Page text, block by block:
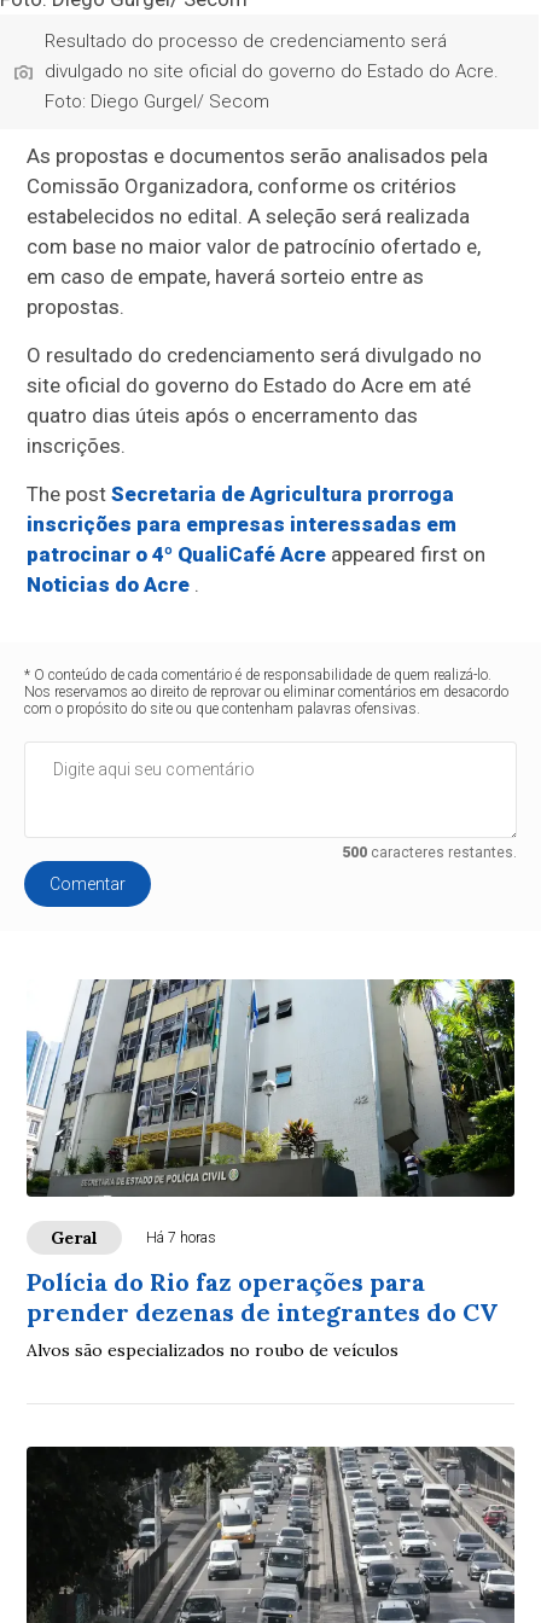
Resultado do processo de credenciamento será
divulgado no site oficial do governo do Estado do Acre.
Foto: Diego Gurgel/ Secom
As propostas e documentos serão analisados pela
Comissão Organizadora, conforme os critérios
estabelecidos no edital. A seleção será realizada
com base no maior valor de patrocínio ofertado e,
em caso de empate, haverá sorteio entre as
propostas.
O resultado do credenciamento será divulgado no
site oficial do governo do Estado do Acre em até
quatro dias úteis após o encerramento das
inscrições.
The postSecretaria de Agricultura prorroga
inscrições para empresas interessadas em
patrocinar o 4º QualiCafé Acre appeared first on
Noticias do Acre .
* O conteúdo de cada comentário é de responsabilidade de quem realizá-lo.
Nos reservamos ao direito de reprovar ou eliminar comentários em desacordo
com o propósito do site ou que contenham palavras ofensivas.
500caracteres restantes.
Comentar
Geral Há 7 horas
Polícia do Rio faz operações para
prender dezenas de integrantes do CV
Alvos são especializados no roubo de veículos